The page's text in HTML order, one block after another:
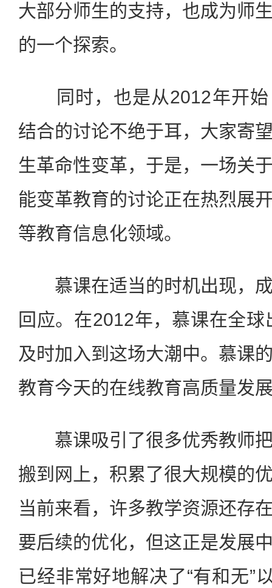
大部分师生的支持，也成为师
的一个探索。
同时，也是从2012年开始
结合的讨论不绝于耳，大家寄
生革命性变革，于是，一场关
能变革教育的讨论正在热烈展
等教育信息化领域。
慕课在适当的时机出现，成
回应。在2012年，慕课在全
及时加入到这场大潮中。慕课
教育今天的在线教育高质量发
慕课吸引了很多优秀教师把
搬到网上，积累了很大规模的
当前来看，许多教学资源还存
要后续的优化，但这正是发展
已经非常好地解决了“有和无”